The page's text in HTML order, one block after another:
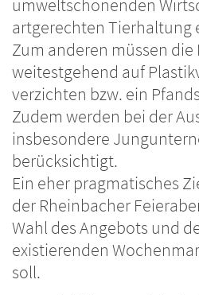
umweltschonenden
artgerechten Tierhaltung
Zum anderen müssen die
weitestgehend auf
verzichten bzw. ein
Zudem werden bei der
insbesondere
berücksichtigt.
Ein eher pragmatisches
der Rheinbacher
Wahl des Angebots und
existierenden
soll.